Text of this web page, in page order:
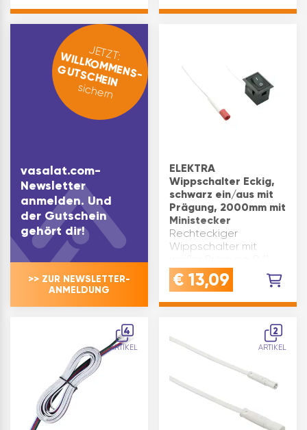
Stecker. Spannung:
Anschlusskabellänge(mm):
3500 Material: Kuns…
Spannung: 230 V
JETZT:
WILLKOMMENS-
GUTSCHEIN
sichern
vasalat.com-
Newsletter
anmelden. Und
der Gutschein
gehört dir!
>> ZUR NEWSLETTER-
ANMELDUNG
ELEKTRA
Wippschalter Eckig,
schwarz ein/aus mit
Prägung, 2000mm mit
Ministecker
Rechteckiger
Wippschalter mit
Hinweis: Zum Anschluss
an Verteiler mit
Ausstattung: Leitung
Ministecker Breite(mm):
21 Länge(mm): 27
Höhe(mm): …
€ 13,09
4
ARTIKEL
2
ARTIKEL